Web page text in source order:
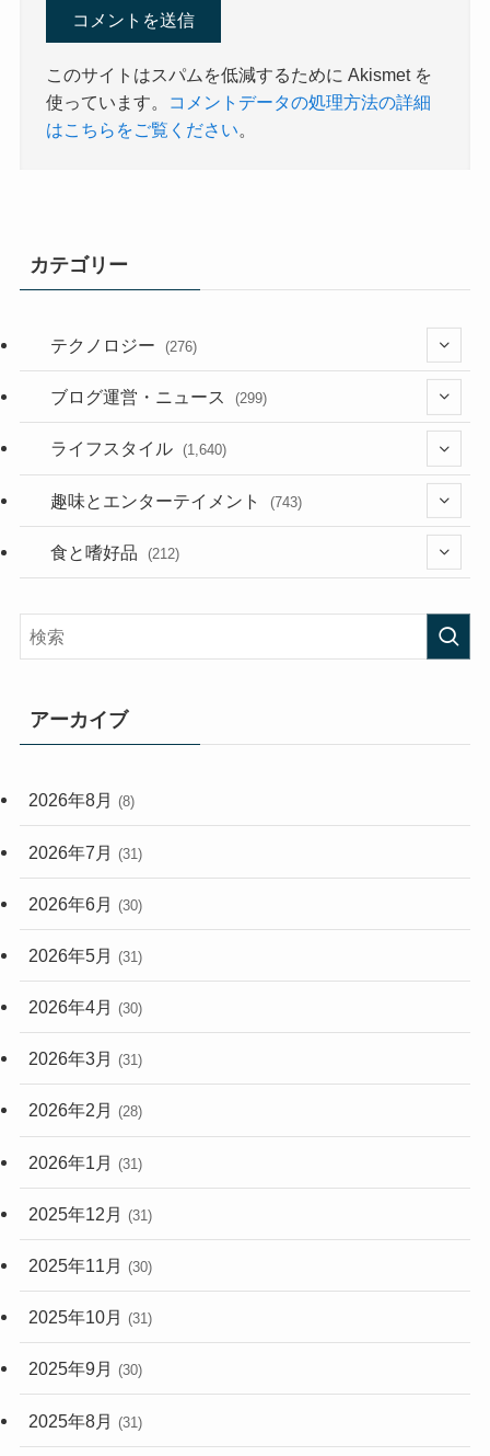
このサイトはスパムを低減するために Akismet を
使っています。
コメントデータの処理方法の詳細
はこちらをご覧ください
カテゴリー
テクノロジー (276)
(36)
(187)
ブログ運営・ニュース (299)
(118)
(181)
ライフスタイル (1,640)
(395)
(282)
(33)
(248)
趣味とエンターテイメント (743)
(56)
食と嗜好品 (212)
アーカイブ
2026年8月 (8)
2026年7月 (31)
2026年6月 (30)
2026年5月 (31)
2026年4月 (30)
2026年3月 (31)
2026年2月 (28)
2026年1月 (31)
2025年12月 (31)
2025年11月 (30)
2025年10月 (31)
2025年9月 (30)
2025年8月 (31)